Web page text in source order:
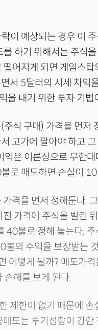
이 예상되는 경우 이
하기 위해서는 주식
어지게 되면 게임스
서 5달러의 시세 차익
을 내기 위한 투자 기법
식 구매) 가격을 먼저
고가에 팔아야 하고
은 이론상으로 무한
로 매도하면 손실이
격을 먼저 정해둔다.
가격에 주식을 빌린
40불로 정해 놓는다.
의 수익을 보장받는
어떻게 될까? 매도가
해를 보게 된다.
제한이 없기 때문에 손
도는 투기성향이 강한